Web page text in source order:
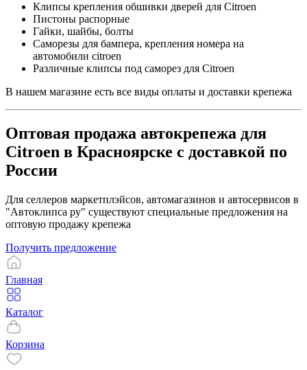
Клипсы крепления обшивки дверей для Citroen
Пистоны распорные
Гайки, шайбы, болты
Саморезы для бампера, крепления номера на
автомобили citroen
Различные клипсы под саморез для Citroen
В нашем магазине есть все виды оплаты и доставки крепежа
Оптовая продажа автокрепежа для
Citroen в Красноярске с доставкой по
России
Для селлеров маркетплэйсов, автомагазинов и автосервисов в
"Автоклипса ру" существуют специальные предложения на
оптовую продажу крепежа
Получить предложение
Главная
Каталог
Корзина